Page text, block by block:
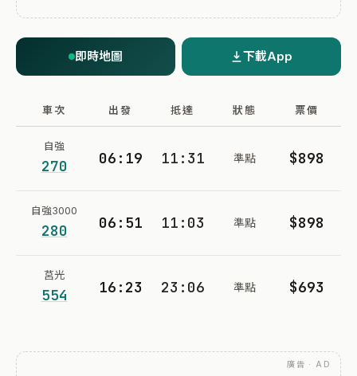
即時地圖 下載App
車次 出發 抵達 狀態 票價
自強
270 06:19 11:31 準點 $898
自強3000
280 06:51 11:03 準點 $898
莒光
554 16:23 23:06 準點 $693
廣告 · AD